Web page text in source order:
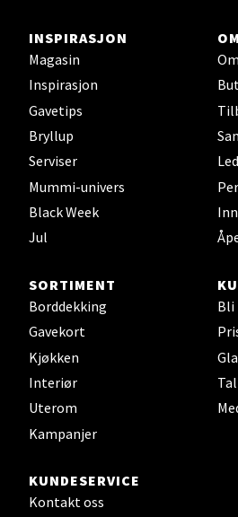
INSPIRASJON
Magasin
Inspirasjon
Gavetips
Bryllup
Serviser
Mummi-univers
Black Week
Jul
SORTIMENT
Borddekking
Gavekort
Kjøkken
Interiør
Uterom
Kampanjer
Bli
KUNDESERVICE
Kontakt oss
Aunasenteret, Sunndalsvegen
Åpent i dag 10-18
0 i butikk
Orkanger - Thon
Thon Senter Orkanger,
Orkanger
Åpent i dag 09-18
0 i butikk
Sandvika - Thon